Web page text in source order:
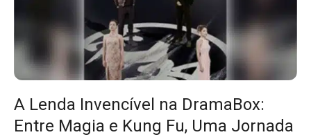
A Lenda Invencível na DramaBox:
Entre Magia e Kung Fu, Uma Jornada